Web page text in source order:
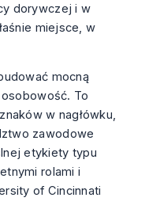
dorywczej i w
miejsce, w
mocną
To
w nagłówku,
zawodowe
etykiety typu
rolami i
of Cincinnati